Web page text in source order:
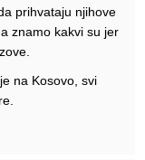
prihvataju njihove
znamo kakvi su jer
na Kosovo, svi